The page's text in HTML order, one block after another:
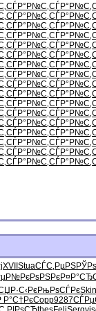
СЃР°Р№С‚СЃР°Р№С‚
СЃР°Р№С‚СЃР°Р№С‚
СЃР°Р№С‚СЃР°Р№С‚
СЃР°Р№С‚СЃР°Р№С‚
СЃР°Р№С‚СЃР°Р№С‚
СЃР°Р№С‚СЃР°Р№С‚
СЃР°Р№С‚СЃР°Р№С‚
СЃР°Р№С‚СЃР°Р№С‚
СЃР°Р№С‚СЃР°Р№С‚
СЃР°Р№С‚СЃР°Р№С‚
СЃР°Р№С‚СЃР°Р№С‚
СЃР°Р№С‚СЃР°Р№С‚
СЃР°Р№С‚СЃР°Р№С‚
СЃР°Р№С‚СЃР°Р№С‚
СЃР°Р№С‚СЃР°Р№С‚
СЃР°Р№С‚СЃР°Р№С‚
СЃР°Р№С‚СЃР°Р№С‚
XVII StuaСЃС‚РµРЅ
РєРѕРЅРє
РњРѕСЃРєSkin
Р°С†РєCopp9287